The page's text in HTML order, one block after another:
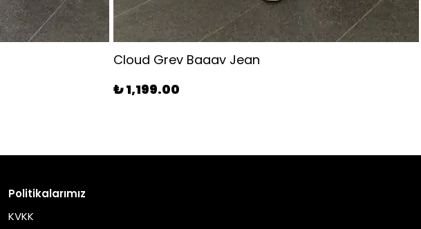
Bel Lastikli Keten Pantolon - Beyaz
₺ 899.00
Politikalarımız
KVKK